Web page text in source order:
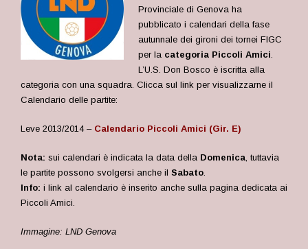
Provinciale di Genova ha
pubblicato i calendari della fase
autunnale dei gironi dei tornei FIGC
per la categoria Piccoli Amici.
L’U.S. Don Bosco è iscritta alla
categoria con una squadra. Clicca sul link per visualizzarne il
Calendario delle partite:
Leve 2013/2014 – Calendario Piccoli Amici (Gir. E)
Nota: sui calendari è indicata la data della Domenica, tuttavia
le partite possono svolgersi anche il Sabato.
Info: i link al calendario è inserito anche sulla pagina dedicata ai
Piccoli Amici.
Immagine: LND Genova